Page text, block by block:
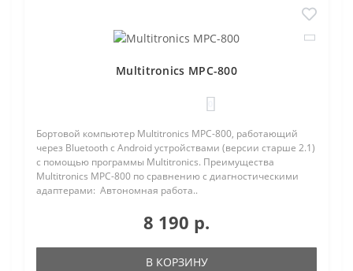
Multitronics MPC-800
Бортовой компьютер Multitronics MPC-800, работающий
через Bluetooth с Android устройствами (версии старше 2.1)
с помощью программы Multitronics. Преимущества
Multitronics MPC-800 по сравнению с диагностическими
адаптерами: Автономная работа..
8 190 р.
В КОРЗИНУ